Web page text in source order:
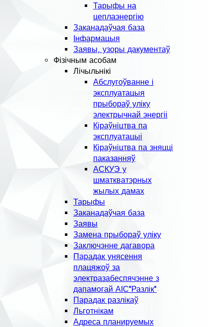
Тарыфы на
цеплаэнергію
Заканадаўчая база
Інфармацыя
Заявы, узоры дакументаў
Фізічным асобам
Лічыльнікі
Абслугоўванне і
эксплуатацыя
прыбораў уліку
электрычнай энергіі
Кіраўніцтва па
эксплуатацыі
Кіраўніцтва па зняцці
паказанняў
АСКУЭ у
шматкватэрных
жылых дамах
Тарыфы
Заканадаўчая база
Заявы
Замена прыбораў уліку
Заключэнне дагавора
Парадак унясення
плацяжоў за
электразабеспячэнне з
дапамогай АІС"Разлік"
Парадак разлікаў
Льготнікам
Адреса планируемых